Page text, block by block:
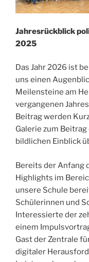
Jahresrückblick
2025
Das Jahr 2026 ist
uns einen
Meilensteine am
vergangenen
Beitrag werden
Galerie zum
bildlichen Einblick
Bereits der Anfang
Highlights im
unsere Schule
Schülerinnen und
Interessierte der
einem
Gast der Zentrale
digitaler